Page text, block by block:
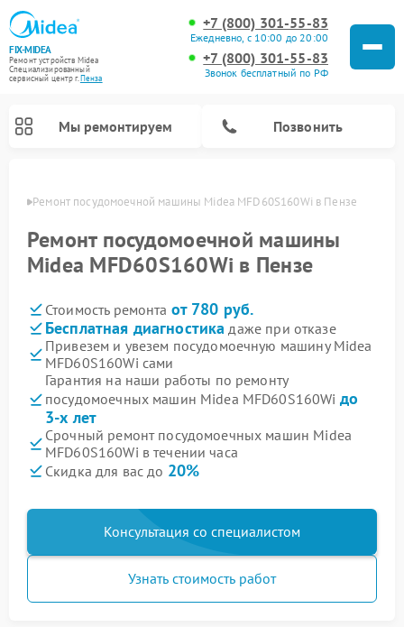
FIX-MIDEA
Ремонт устройств Midea
Специализированный
cервисный центр г.Пенза
+7 (800) 301-55-83
Ежедневно, с 10:00 до 20:00
+7 (800) 301-55-83
Звонок бесплатный по РФ
Мы ремонтируем Позвонить
Ремонт посудомоечной машины Midea MFD60S160Wi в Пензе
Ремонт посудомоечной машины
Midea MFD60S160Wi в Пензе
Стоимость ремонта от 780 руб.
Бесплатная диагностика даже при отказе
Привезем и увезем посудомоечную машину Midea
MFD60S160Wi сами
Гарантия на наши работы по ремонту
посудомоечных машин Midea MFD60S160Wi до
3-х лет
Срочный ремонт посудомоечных машин Midea
MFD60S160Wi в течении часа
Скидка для вас до 20%
Консультация со специалистом
Узнать стоимость работ